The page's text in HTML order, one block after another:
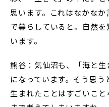
思います。これはなかな
で暮らしていると。自然
います。
熊谷：気仙沼も、「海と
になっています。そう思
生まれたことはすごいこ